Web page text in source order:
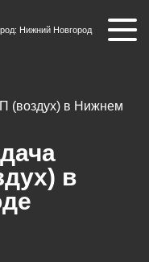
Нижний Новгород
(воздух) в Нижнем
в